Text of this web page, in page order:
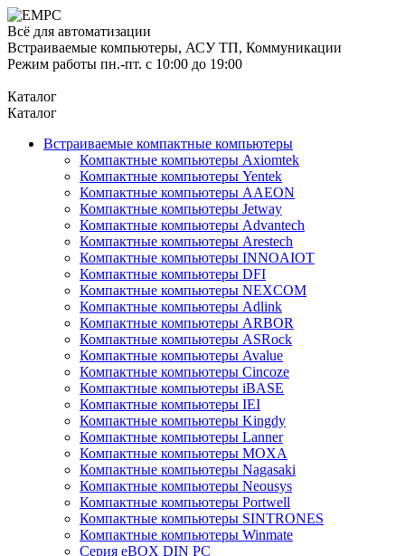
Всё для автоматизации
Встраиваемые компьютеры, АСУ ТП, Коммуникации
Режим работы пн.-пт. с 10:00 до 19:00
Каталог
Каталог
Встраиваемые компактные компьютеры
Компактные компьютеры Axiomtek
Компактные компьютеры Yentek
Компактные компьютеры AAEON
Компактные компьютеры Jetway
Компактные компьютеры Advantech
Компактные компьютеры Arestech
Компактные компьютеры INNOAIOT
Компактные компьютеры DFI
Компактные компьютеры NEXCOM
Компактные компьютеры Adlink
Компактные компьютеры ARBOR
Компактные компьютеры ASRock
Компактные компьютеры Avalue
Компактные компьютеры Cincoze
Компактные компьютеры iBASE
Компактные компьютеры IEI
Компактные компьютеры Kingdy
Компактные компьютеры Lanner
Компактные компьютеры MOXA
Компактные компьютеры Nagasaki
Компактные компьютеры Neousys
Компактные компьютеры Portwell
Компактные компьютеры SINTRONES
Компактные компьютеры Winmate
Серия eBOX DIN PC